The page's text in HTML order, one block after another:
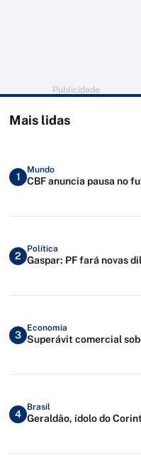
Publicidade
Mais lidas
1
Mundo
CBF anuncia pausa no
2
Política
Gaspar: PF fará novas
3
Economia
Superávit comercial
4
Brasil
Geraldão, ídolo do